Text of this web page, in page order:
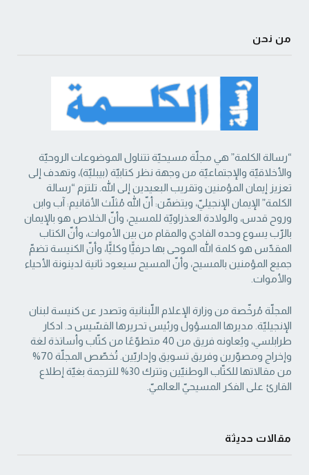
من نحن
“رسالة الكلمة” هي مجلّة مسيحيّة تتناول الموضوعات الروحيّة
والأخلاقيّة والإجتماعيّة من ‏وجهة نظر كتابيّة (بيبليّة)، وتهدف إلى
تعزيز إيمان المؤمنين وتقريب البعيدين إلى الله. تلتزم “رسالة
‏الكلمة” الإيمان الإنجيليّ، ويتضمّن: أنّ الله مُثلّث الأقانيم: آب وابن
وروح قدس، والولادة العذراويّة ‏للمسيح، وأنّ الخلاص هو بالإيمان
بالرّب يسوع وحده الفادي والمقام من بين الأموات، وأنّ الكتاب
‏المقدّس هو كلمة الله الموحى بها حرفيًّا وكليًّا، وأنّ الكنيسة تضمّ
جميع المؤمنين بالمسيح، وأنّ المسيح ‏سيعود ثانية لدينونة الأحياء
والأموات. ‏
المجلّة مُرخّصة من وزارة الإعلام اللّبنانية وتصدر عن كنيسة لبنان
الإنجيليّة. مديرها المسؤول ‏ورئيس تحريرها القسّيس د. ادكار
طرابلسي، ويُعاونه فريق من 40 متطوّعًا من كتّاب وأساتذة لغة
‏وإخراج ومصوّرين وفريق تسويق وإداريّين. تُخصّص المجلّة 70%
من مقالاتها للكتّاب الوطنيّين ‏وتترك 30% للترجمة بغيّة إطلاع
القارئ على الفكر المسيحيّ العالميّ.‏
مقالات حديثة